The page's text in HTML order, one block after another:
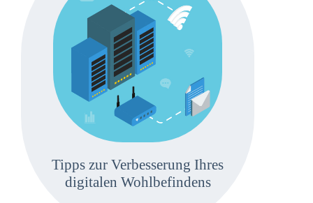
Tipps zur Verbesserung Ihres
digitalen Wohlbefindens